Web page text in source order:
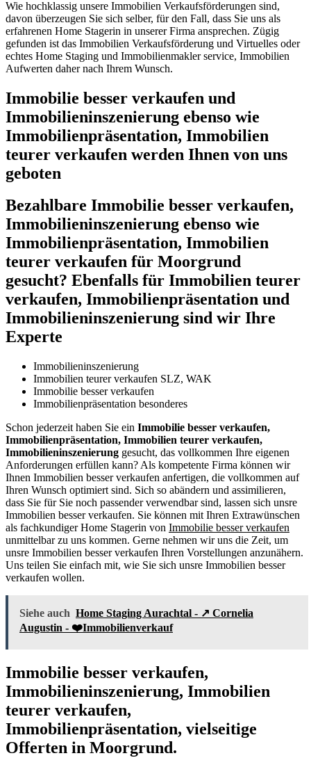
Wie hochklassig unsere Immobilien Verkaufsförderungen sind,
davon überzeugen Sie sich selber, für den Fall, dass Sie uns als
erfahrenen Home Stagerin in unserer Firma ansprechen. Zügig
gefunden ist das Immobilien Verkaufsförderung und Virtuelles oder
echtes Home Staging und Immobilienmakler service, Immobilien
Aufwerten daher nach Ihrem Wunsch.
Immobilie besser verkaufen und
Immobilieninszenierung ebenso wie
Immobilienpräsentation, Immobilien
teurer verkaufen werden Ihnen von uns
geboten
Bezahlbare Immobilie besser verkaufen,
Immobilieninszenierung ebenso wie
Immobilienpräsentation, Immobilien
teurer verkaufen für Moorgrund
gesucht? Ebenfalls für Immobilien teurer
verkaufen, Immobilienpräsentation und
Immobilieninszenierung sind wir Ihre
Experte
Immobilieninszenierung
Immobilien teurer verkaufen SLZ, WAK
Immobilie besser verkaufen
Immobilienpräsentation besonderes
Schon jederzeit haben Sie ein Immobilie besser verkaufen,
Immobilienpräsentation, Immobilien teurer verkaufen,
Immobilieninszenierung gesucht, das vollkommen Ihre eigenen
Anforderungen erfüllen kann? Als kompetente Firma können wir
Ihnen Immobilien besser verkaufen anfertigen, die vollkommen auf
Ihren Wunsch optimiert sind. Sich so abändern und assimilieren,
dass Sie für Sie noch passender verwendbar sind, lassen sich unsre
Immobilien besser verkaufen. Sie können mit Ihren Extrawünschen
als fachkundiger Home Stagerin von Immobilie besser verkaufen
unmittelbar zu uns kommen. Gerne nehmen wir uns die Zeit, um
unsre Immobilien besser verkaufen Ihren Vorstellungen anzunähern.
Uns teilen Sie einfach mit, wie Sie sich unsre Immobilien besser
verkaufen wollen.
Siehe auch Home Staging Aurachtal - ↗️ Cornelia
Augustin - ❤️Immobilienverkauf
Immobilie besser verkaufen,
Immobilieninszenierung, Immobilien
teurer verkaufen,
Immobilienpräsentation, vielseitige
Offerten in Moorgrund.